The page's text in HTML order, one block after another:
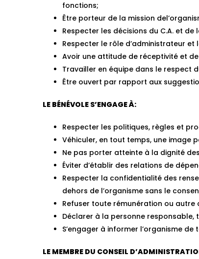
fonctions;
Être porteur de la mission
Respecter les décisions du C.A. et de
Respecter le rôle d’administrateur et
Avoir une attitude de réceptivité et
Travailler en équipe dans le respect
Être ouvert par rapport aux
LE BÉNÉVOLE S’ENGAGE À:
Respecter les politiques, règles et
Véhiculer, en tout temps, une image
Ne pas porter atteinte à la dignité
Éviter d’établir des relations de
Respecter la confidentialité des
dehors de l’organisme sans le
Refuser toute rémunération ou autre
Déclarer à la personne
S’engager à informer l’organisme
LE MEMBRE DU CONSEIL